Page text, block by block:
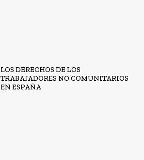
LOS DERECHOS DE LOS
TRABAJADORES NO COMUNITARIOS
EN ESPAÑA